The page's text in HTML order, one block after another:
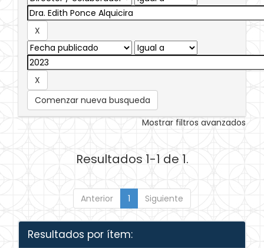
Comenzar nueva busqueda
Mostrar filtros avanzados
Resultados 1-1 de 1.
Anterior 1 Siguiente
Resultados por ítem: